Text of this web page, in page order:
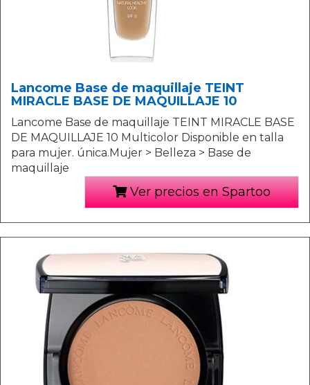
Lancome Base de maquillaje TEINT
MIRACLE BASE DE MAQUILLAJE 10
Lancome Base de maquillaje TEINT MIRACLE BASE
DE MAQUILLAJE 10 Multicolor Disponible en talla
para mujer. única.Mujer > Belleza > Base de
maquillaje
Ver precios en Spartoo